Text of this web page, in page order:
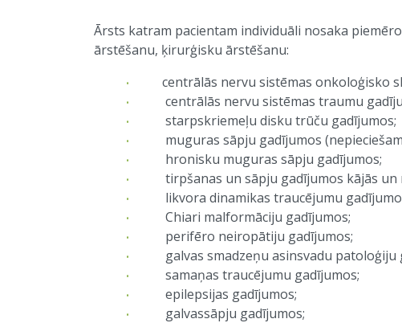
Ārsts katram pacientam individuāli nosaka
ārstēšanu, ķirurģisku ārstēšanu:
centrālās nervu sistēmas onkoloģisko
centrālās nervu sistēmas traumu
starpskriemeļu disku trūču gadījumos;
muguras sāpju gadījumos
hronisku muguras sāpju gadījumos;
tirpšanas un sāpju gadījumos kājās un
likvora dinamikas traucējumu
Chiari malformāciju gadījumos;
perifēro neiropātiju gadījumos;
galvas smadzeņu asinsvadu patoloģiju
samaņas traucējumu gadījumos;
epilepsijas gadījumos;
galvassāpju gadījumos;